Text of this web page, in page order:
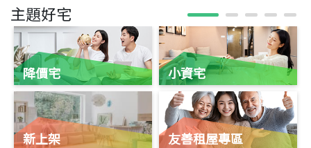
主題好宅
降價宅
新上架
小資宅
友善租屋專區